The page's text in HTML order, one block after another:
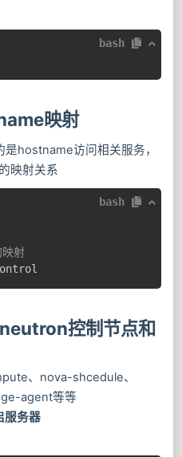
bash
映射
hostname访问相关服务，
映射关系
bash
射
控制节点和
、nova-shcedule、
agent等等
服务器